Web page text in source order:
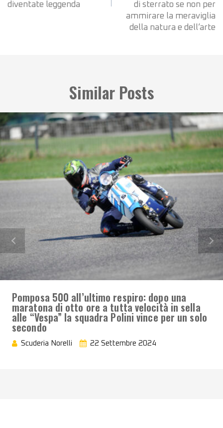
diventate leggenda
di sterrato se non per
ammirare la meraviglia
della natura e dell’arte
Similar Posts
Pomposa 500 all’ultimo respiro: dopo una
maratona di otto ore a tutta velocità in sella
alle “Vespa” la squadra Polini vince per un solo
secondo
Scuderia Norelli 22 Settembre 2024